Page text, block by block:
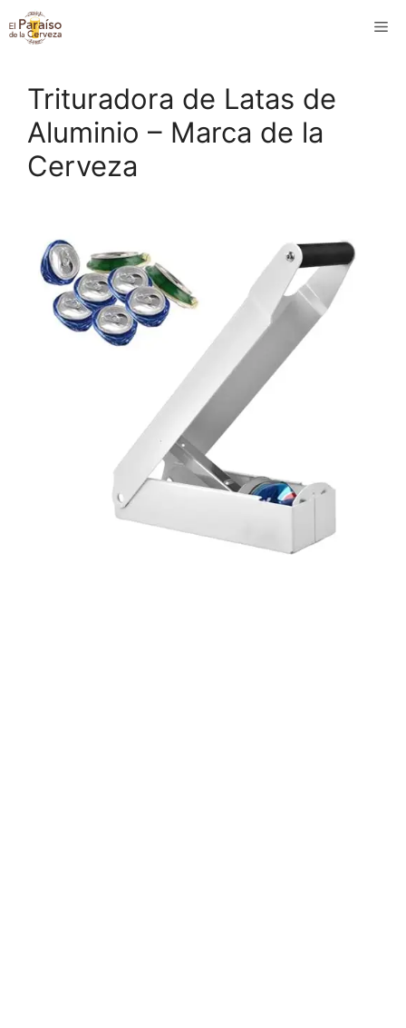
Saltar
al
Trituradora de Latas de
Aluminio – Marca de la
Cerveza